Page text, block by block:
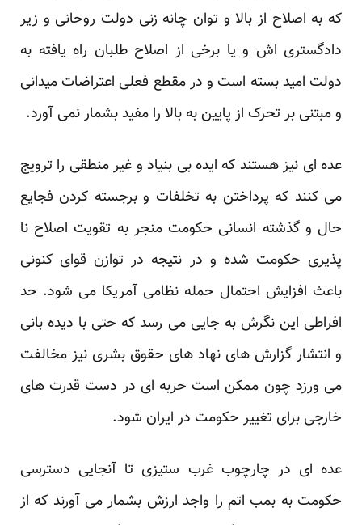
که به اصلاح از بالا و توان چانه زنی دولت روحانی و زیر
دادگستری اش و یا برخی از اصلاح طلبان راه یافته به
دولت امید بسته است و در مقطع فعلی اعتراضات میدانی
و مبتنی بر تحرک از پایین به بالا را مفید بشمار نمی آورد.
عده ای نیز هستند که ایده بی بنیاد و غیر منطقی را ترویج
می کنند که پرداختن به تخلفات و برجسته کردن فجایع
حال و گذشته انسانی حکومت منجر به تقویت اصلاح نا
پذیری حکومت شده و در نتیجه در توازن قوای کنونی
باعث افزایش احتمال حمله نظامی آمریکا می شود. حد
افراطی این نگرش به جایی می رسد که حتی با دیده بانی
و انتشار گزارش های نهاد های حقوق بشری نیز مخالفت
می ورزد چون ممکن است حربه ای در دست قدرت های
خارجی برای تغییر حکومت در ایران شود.
عده ای در چارچوب غرب ستیزی تا آنجایی دسترسی
حکومت به بمب اتم را واجد ارزش بشمار می آورند که از